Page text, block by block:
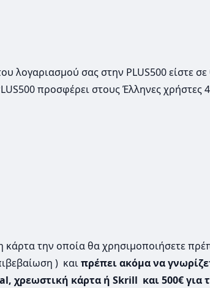
λογαριασμού σας στην PLUS500 είστε
προσφέρει στους Έλληνες χρήστες
την οποία θα χρησιμοποιήσετε
) καιπρέπει ακόμα να
χρεωστική κάρτα ή Skrill και 500€ για